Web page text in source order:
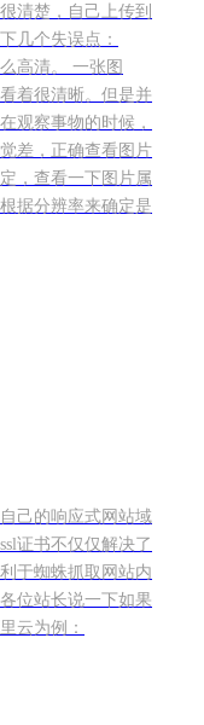
清楚，自己上传到
几个失误点：
高清。 一张图
着很清晰。但是并
观察事物的时候，
差，正确查看图片
，查看一下图片属
据分辨率来确定是
己的响应式网站域
证书不仅仅解决了
于蜘蛛抓取网站内
位站长说一下如果
云为例：